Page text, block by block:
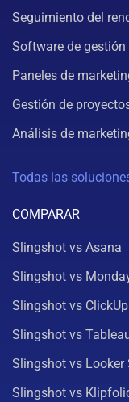
Seguimiento del
Software de
Paneles de
Gestión de
Análisis de
Todas las
COMPARAR
Slingshot vs Asana
Slingshot vs
Slingshot vs ClickUp
Slingshot vs
Slingshot vs Looker
Slingshot vs